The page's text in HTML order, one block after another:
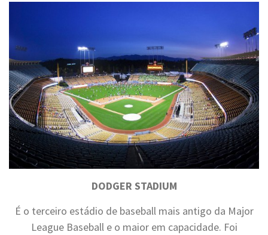
DODGER STADIUM
É o terceiro estádio de baseball mais antigo da Major
League Baseball e o maior em capacidade. Foi